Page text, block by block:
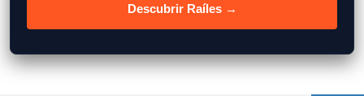
Descubrir Raíles →